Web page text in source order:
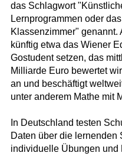
das Schlagwort
Lernprogrammen oder
Klassenzimmer"
künftig etwa das Wiener
Gostudent setzen, das
Milliarde Euro bewertet
an und beschäftigt
unter anderem Mathe mit
In Deutschland testen
Daten über die lernenden
individuelle Übungen und